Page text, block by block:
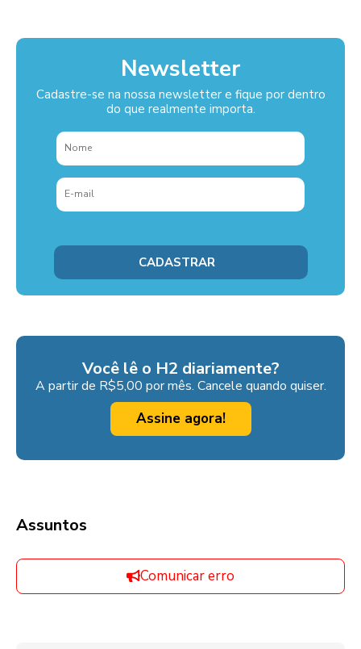
Newsletter
Cadastre-se na nossa newsletter e fique por dentro
do que realmente importa.
Você lê o H2 diariamente?
A partir de R$5,00 por mês. Cancele quando quiser.
Assine agora!
Assuntos
Comunicar erro